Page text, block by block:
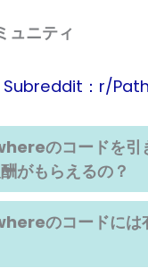
ニティ
Subreddit：r/
のコードを引
がもらえるの？
のコードには